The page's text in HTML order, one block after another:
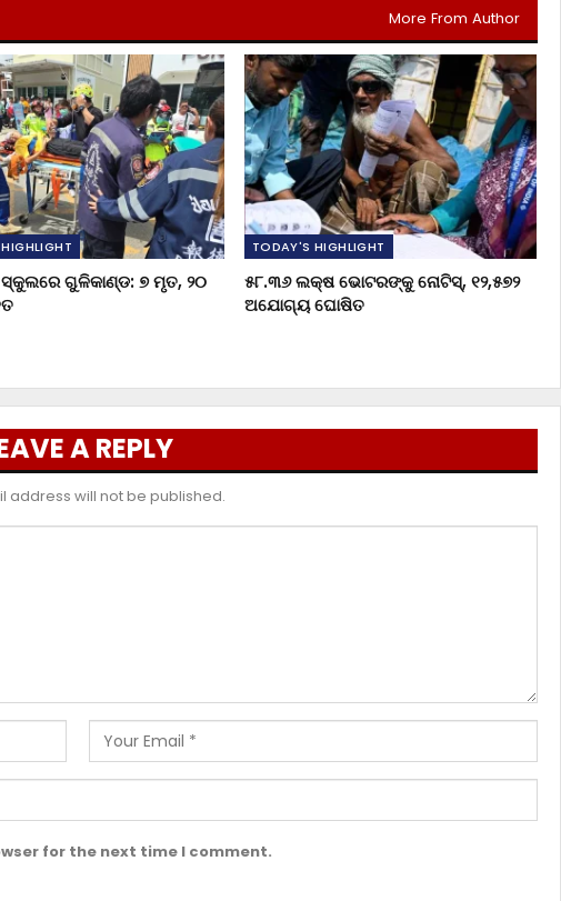
More From Author
ଗୁଳିକାଣ୍ଡ: ୭ ମୃତ, ୨୦
TODAY'S HIGHLIGHT
୫୮.୩୬ ଲକ୍ଷ ଭୋଟରଙ୍କୁ ନୋଟିସ୍‌, ୧୨,୫୭୨
ଅଯୋଗ୍ୟ ଘୋଷିତ
A REPLY
address will not be published.
for the next time I comment.